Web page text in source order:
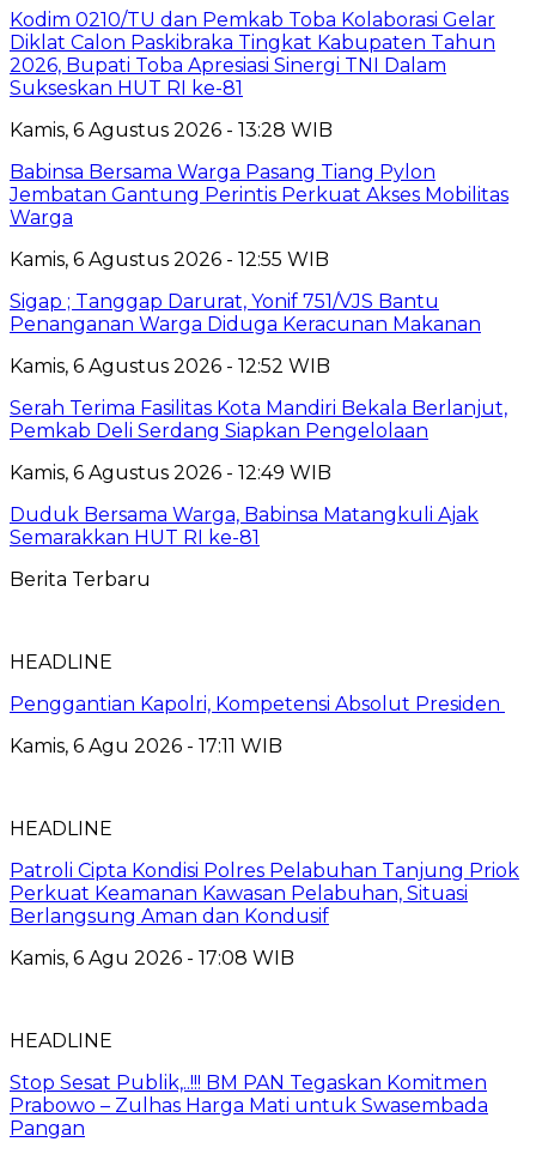
Kodim 0210/TU dan Pemkab Toba Kolaborasi Gelar
Diklat Calon Paskibraka Tingkat Kabupaten Tahun
2026, Bupati Toba Apresiasi Sinergi TNI Dalam
Sukseskan HUT RI ke-81
Kamis, 6 Agustus 2026 - 13:28 WIB
Babinsa Bersama Warga Pasang Tiang Pylon
Jembatan Gantung Perintis Perkuat Akses Mobilitas
Warga
Kamis, 6 Agustus 2026 - 12:55 WIB
Sigap ; Tanggap Darurat, Yonif 751/VJS Bantu
Penanganan Warga Diduga Keracunan Makanan
Kamis, 6 Agustus 2026 - 12:52 WIB
Serah Terima Fasilitas Kota Mandiri Bekala Berlanjut,
Pemkab Deli Serdang Siapkan Pengelolaan
Kamis, 6 Agustus 2026 - 12:49 WIB
Duduk Bersama Warga, Babinsa Matangkuli Ajak
Semarakkan HUT RI ke-81
Berita Terbaru
HEADLINE
Penggantian Kapolri, Kompetensi Absolut Presiden
Kamis, 6 Agu 2026 - 17:11 WIB
HEADLINE
Patroli Cipta Kondisi Polres Pelabuhan Tanjung Priok
Perkuat Keamanan Kawasan Pelabuhan, Situasi
Berlangsung Aman dan Kondusif
Kamis, 6 Agu 2026 - 17:08 WIB
HEADLINE
Stop Sesat Publik,..!!! BM PAN Tegaskan Komitmen
Prabowo – Zulhas Harga Mati untuk Swasembada
Pangan